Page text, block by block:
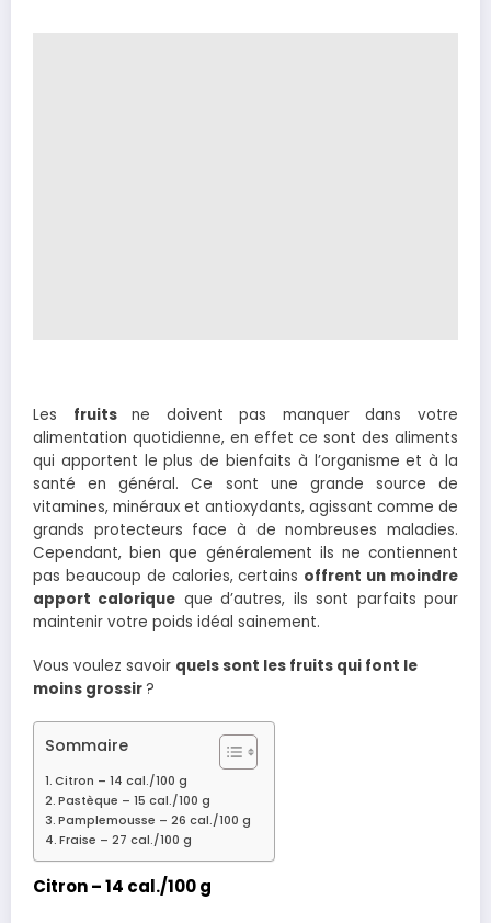
Les fruitsne doivent pas manquer dans votre
alimentation quotidienne, en effet ce sont des aliments
qui apportent le plus de bienfaits à l’organisme et à la
santé en général. Ce sont une grande source de
vitamines, minéraux et antioxydants, agissant comme de
grands protecteurs face à de nombreuses maladies.
Cependant, bien que généralement ils ne contiennent
pas beaucoup de calories, certains offrent un moindre
apport calorique que d’autres, ils sont parfaits pour
maintenir votre poids idéal sainement.
Vous voulez savoir quels sont les fruits qui font le
moins grossir?
Sommaire
Citron – 14 cal./100 g
Pastèque – 15 cal./100 g
Pamplemousse – 26 cal./100 g
Fraise – 27 cal./100 g
Citron – 14 cal./100 g